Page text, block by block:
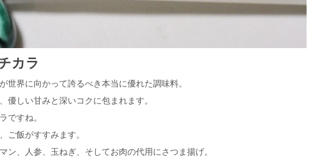
カラ
世界に向かって誇るべき本当に優れた調味料。
優しい甘みと深いコクに包まれます。
ですね。
ご飯がすすみます。
ン、人参、玉ねぎ、そしてお肉の代用にさつま揚げ。